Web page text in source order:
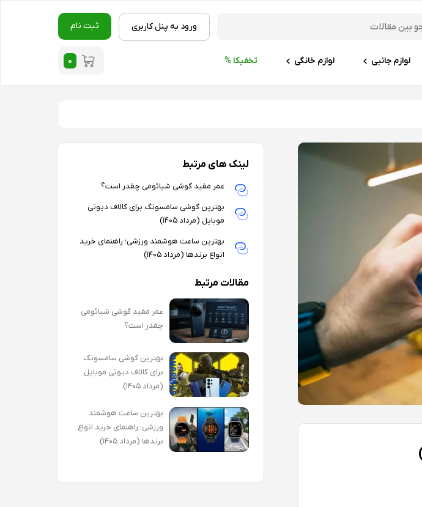
ورود به پنل کاربری ثبت نام
لوازم جانبی لوازم خانگی تخفیکا % ۰
لینک های مرتبط
عمر مفید گوشی شیائومی چقدر است؟
بهترین گوشی سامسونگ برای کالاف دیوتی
موبایل (مرداد ۱۴۰۵)
بهترین ساعت هوشمند ورزشی؛ راهنمای خرید
انواع برندها (مرداد ۱۴۰۵)
مقالات مرتبط
عمر مفید گوشی شیائومی
چقدر است؟
بهترین گوشی سامسونگ
برای کالاف دیوتی موبایل
(مرداد ۱۴۰۵)
بهترین ساعت هوشمند
ورزشی؛ راهنمای خرید انواع
برندها (مرداد ۱۴۰۵)